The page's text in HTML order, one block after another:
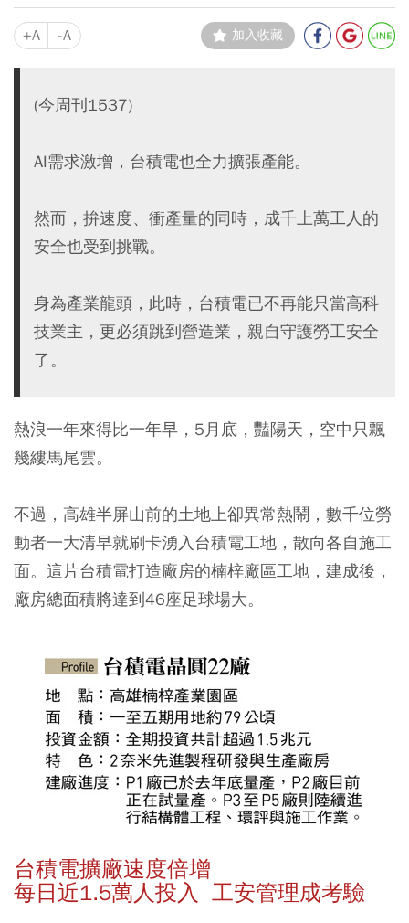
+A -A 加入收藏
(今周刊1537)
AI需求激增，台積電也全力擴張產能。
然而，拚速度、衝產量的同時，成千上萬工人的
安全也受到挑戰。
身為產業龍頭，此時，台積電已不再能只當高科
技業主，更必須跳到營造業，親自守護勞工安全
了。
熱浪一年來得比一年早，5月底，豔陽天，空中只飄
幾縷馬尾雲。
不過，高雄半屏山前的土地上卻異常熱鬧，數千位勞
動者一大清早就刷卡湧入台積電工地，散向各自施工
面。這片台積電打造廠房的楠梓廠區工地，建成後，
廠房總面積將達到46座足球場大。
台積電擴廠速度倍增
每日近1.5萬人投入 工安管理成考驗